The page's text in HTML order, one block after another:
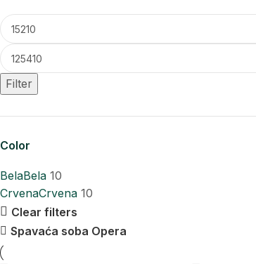
Filter
Color
BelaBela 10
CrvenaCrvena 10
Clear filters
Spavaća soba Opera